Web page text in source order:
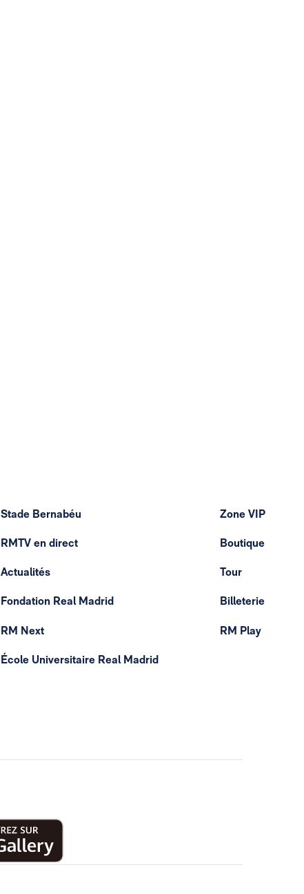
Stade Bernabéu
RMTV en direct
Actualités
Fondation Real Madrid
RM Next
École Universitaire Real Madrid
Zone VIP
Boutique
Tour
Billeterie
RM Play